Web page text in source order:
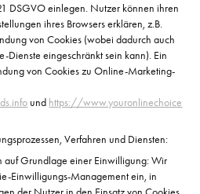
DSGVO einlegen. Nutzer können ihren
ihres Browsers erklären, z.B.
von Cookies (wobei dadurch auch
Dienste eingeschränkt sein kann). Ein
von Cookies zu Online-Marketing-
und https://www.youronlinechoice
Verfahren und Diensten:
auf Grundlage einer Einwilligung: Wir
Einwilligungs-Management ein, in